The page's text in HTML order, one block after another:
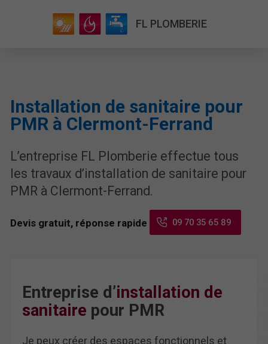
FL PLOMBERIE
Installation de sanitaire pour
PMR à Clermont-Ferrand
L’entreprise FL Plomberie effectue tous
les travaux d’installation de sanitaire pour
PMR à Clermont-Ferrand.
Devis gratuit, réponse rapide 09 70 35 65 89
Entreprise d’installation de
sanitaire pour PMR
Je peux créer des espaces fonctionnels et